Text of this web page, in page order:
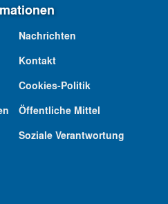
Nachrichten
Kontakt
Cookies-Politik
Öffentliche Mittel
Soziale Verantwortung